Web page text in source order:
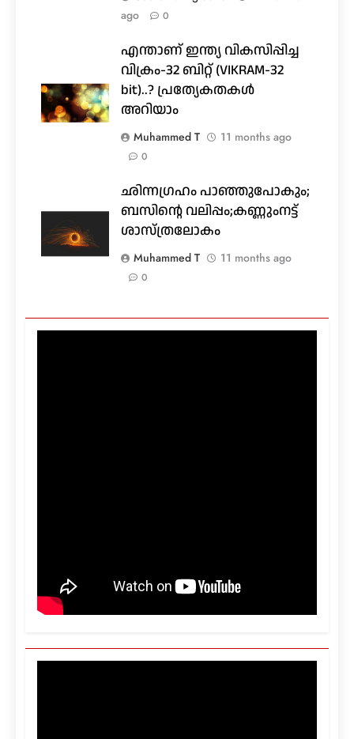
ago
0
എന്താണ് ഇന്ത്യ വികസിപ്പിച്ച
വിക്രം-32 ബിറ്റ് (VIKRAM-32
bit)..? പ്രത്യേകതകൾ
അറിയാം
Muhammed T 11 months ago
0
ഛിന്നഗ്രഹം പാഞ്ഞുപോകും;
ബസിൻ്റെ വലിപ്പം;കണ്ണുംനട്ട്
ശാസ്ത്രലോകം
Muhammed T 11 months ago
0